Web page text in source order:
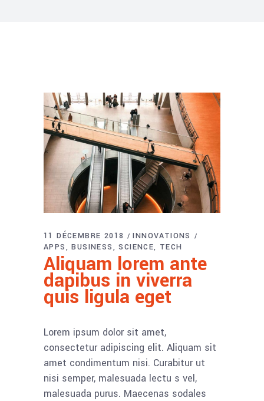
11 DÉCEMBRE 2018
INNOVATIONS
APPS
BUSINESS SCIENCE TECH
Aliquam lorem ante
dapibus in viverra
quis ligula eget
Lorem ipsum dolor sit amet,
consectetur adipiscing elit. Aliquam sit
amet condimentum nisi. Curabitur ut
nisi semper, malesuada lectu s vel,
malesuada purus. Maecenas sodales